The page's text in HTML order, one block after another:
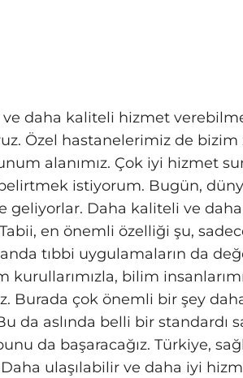
ve daha kaliteli hizmet
Özel hastanelerimiz de
alanımız. Çok iyi hizmet
istiyorum. Bugün,
geliyorlar. Daha kaliteli ve
Tabii, en önemli özelliği şu,
tıbbi uygulamaların da
kurullarımızla, bilim
Burada çok önemli bir şey
da aslında belli bir standardı
da başaracağız. Türkiye,
ulaşılabilir ve daha iyi